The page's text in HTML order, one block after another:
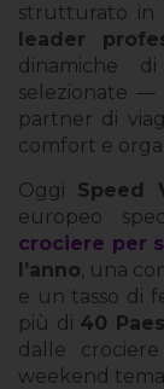
strutturato in
leader
dinamiche
selezionate
partner di
comfort e
Oggi Speed
europeo
crociere per
l’anno, una
e un tasso di
più di 40
dalle
weekend